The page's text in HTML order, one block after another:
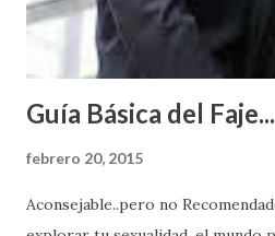
Guía Básica del Faje...
febrero 20, 2015
Aconsejable..pero no